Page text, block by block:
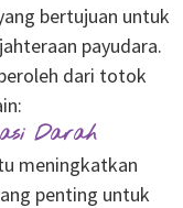
bertujuan untuk
payudara.
dari totok
Darah
meningkatkan
penting untuk